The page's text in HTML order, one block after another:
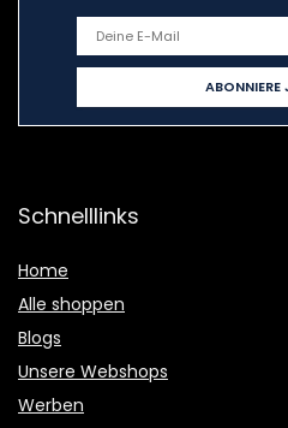
Schnelllinks
Home
Alle shoppen
Blogs
Unsere Webshops
Werben